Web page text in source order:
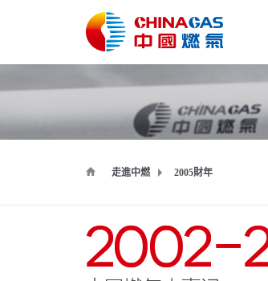
走進中燃 2005財年